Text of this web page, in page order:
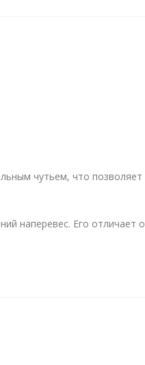
чутьем, что
наперевес. Его отличает